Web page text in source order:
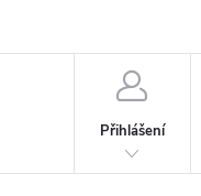
Přihlášení